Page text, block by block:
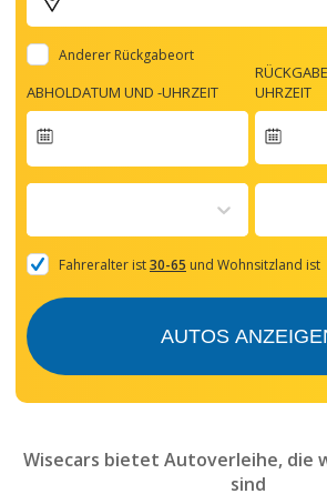
Anderer Rückgabeort
ABHOLDATUM UND -UHRZEIT
forward
with
the
and
mark
UHRZEIT
Fahreralter ist30-65 und Wohnsitzland ist
AUTOS
Wisecars bietet Autoverleihe, die
sind